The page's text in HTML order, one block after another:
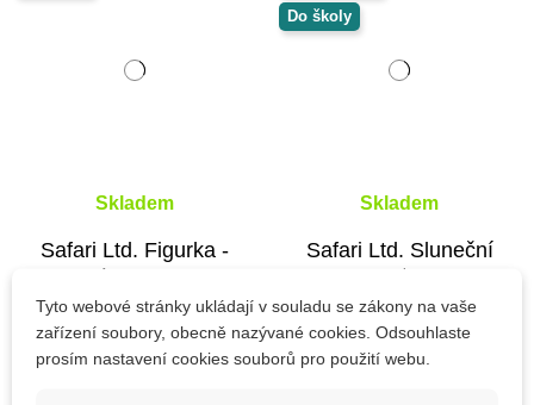
Skladem
Safari Ltd. Figurka -
Langur
200 Kč222 Kč
Do školy
Skladem
Safari Ltd. Sluneční
soustava
324 Kč360 Kč
Tyto webové stránky ukládají v souladu se zákony na vaše
zařízení soubory, obecně nazývané cookies. Odsouhlaste
prosím nastavení cookies souborů pro použití webu.